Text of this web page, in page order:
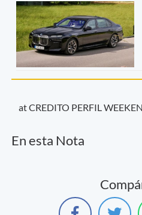
at CREDITO PERFIL
En esta Nota